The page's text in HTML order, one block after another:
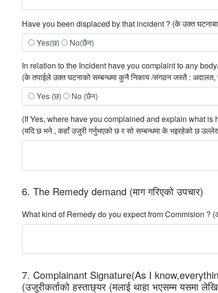
Have you been displaced by that incident ? (के उक्त
Yes(छ)
No(छैन)
In relation to the Incident have you complaint to any
(के तपाईले उक्त घटनाको सम्बन्धमा कुनै निकाय /संगठन जस्तै : अदालत,
Yes (छ)
No (छैन)
(If Yes, where have you complained and explain what
(यदि छ भने , कहाँ उजुरी गर्नुभएको छ र सो सम्बन्धमा के भइरहेको छ
6. The Remedy demand (माग गरिएको उपचार)
What kind of Remedy do you expect from Commision ?
7. Complainant Signature(As I
(उजुरीकर्ताको हस्ताछ्यर (मलाई थाहा भएसम्म यसमा